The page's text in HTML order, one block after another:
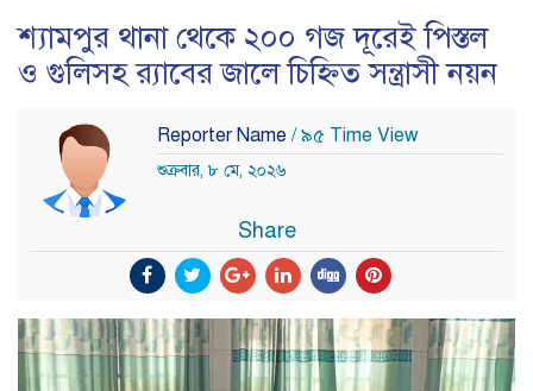
শ্যামপুর থানা থেকে ২০০ গজ দূরেই পিস্তল
ও গুলিসহ র‍্যাবের জালে চিহ্নিত সন্ত্রাসী নয়ন
Reporter Name / ৯৫ Time View
শুক্রবার, ৮ মে, ২০২৬
Share